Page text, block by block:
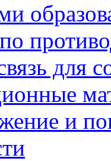
для
и